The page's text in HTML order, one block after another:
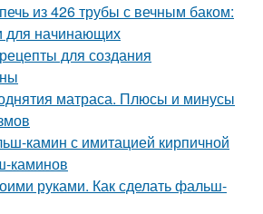
из 426 трубы с вечным баком:
для начинающих
для создания
матраса. Плюсы и минусы
камин с имитацией кирпичной
каминов
руками. Как сделать фальш-